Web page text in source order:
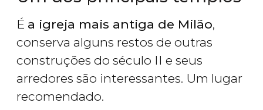
É a igreja mais antiga de Milão,
conserva alguns restos de outras
construções do século II e seus
arredores são interessantes. Um lugar
recomendado.